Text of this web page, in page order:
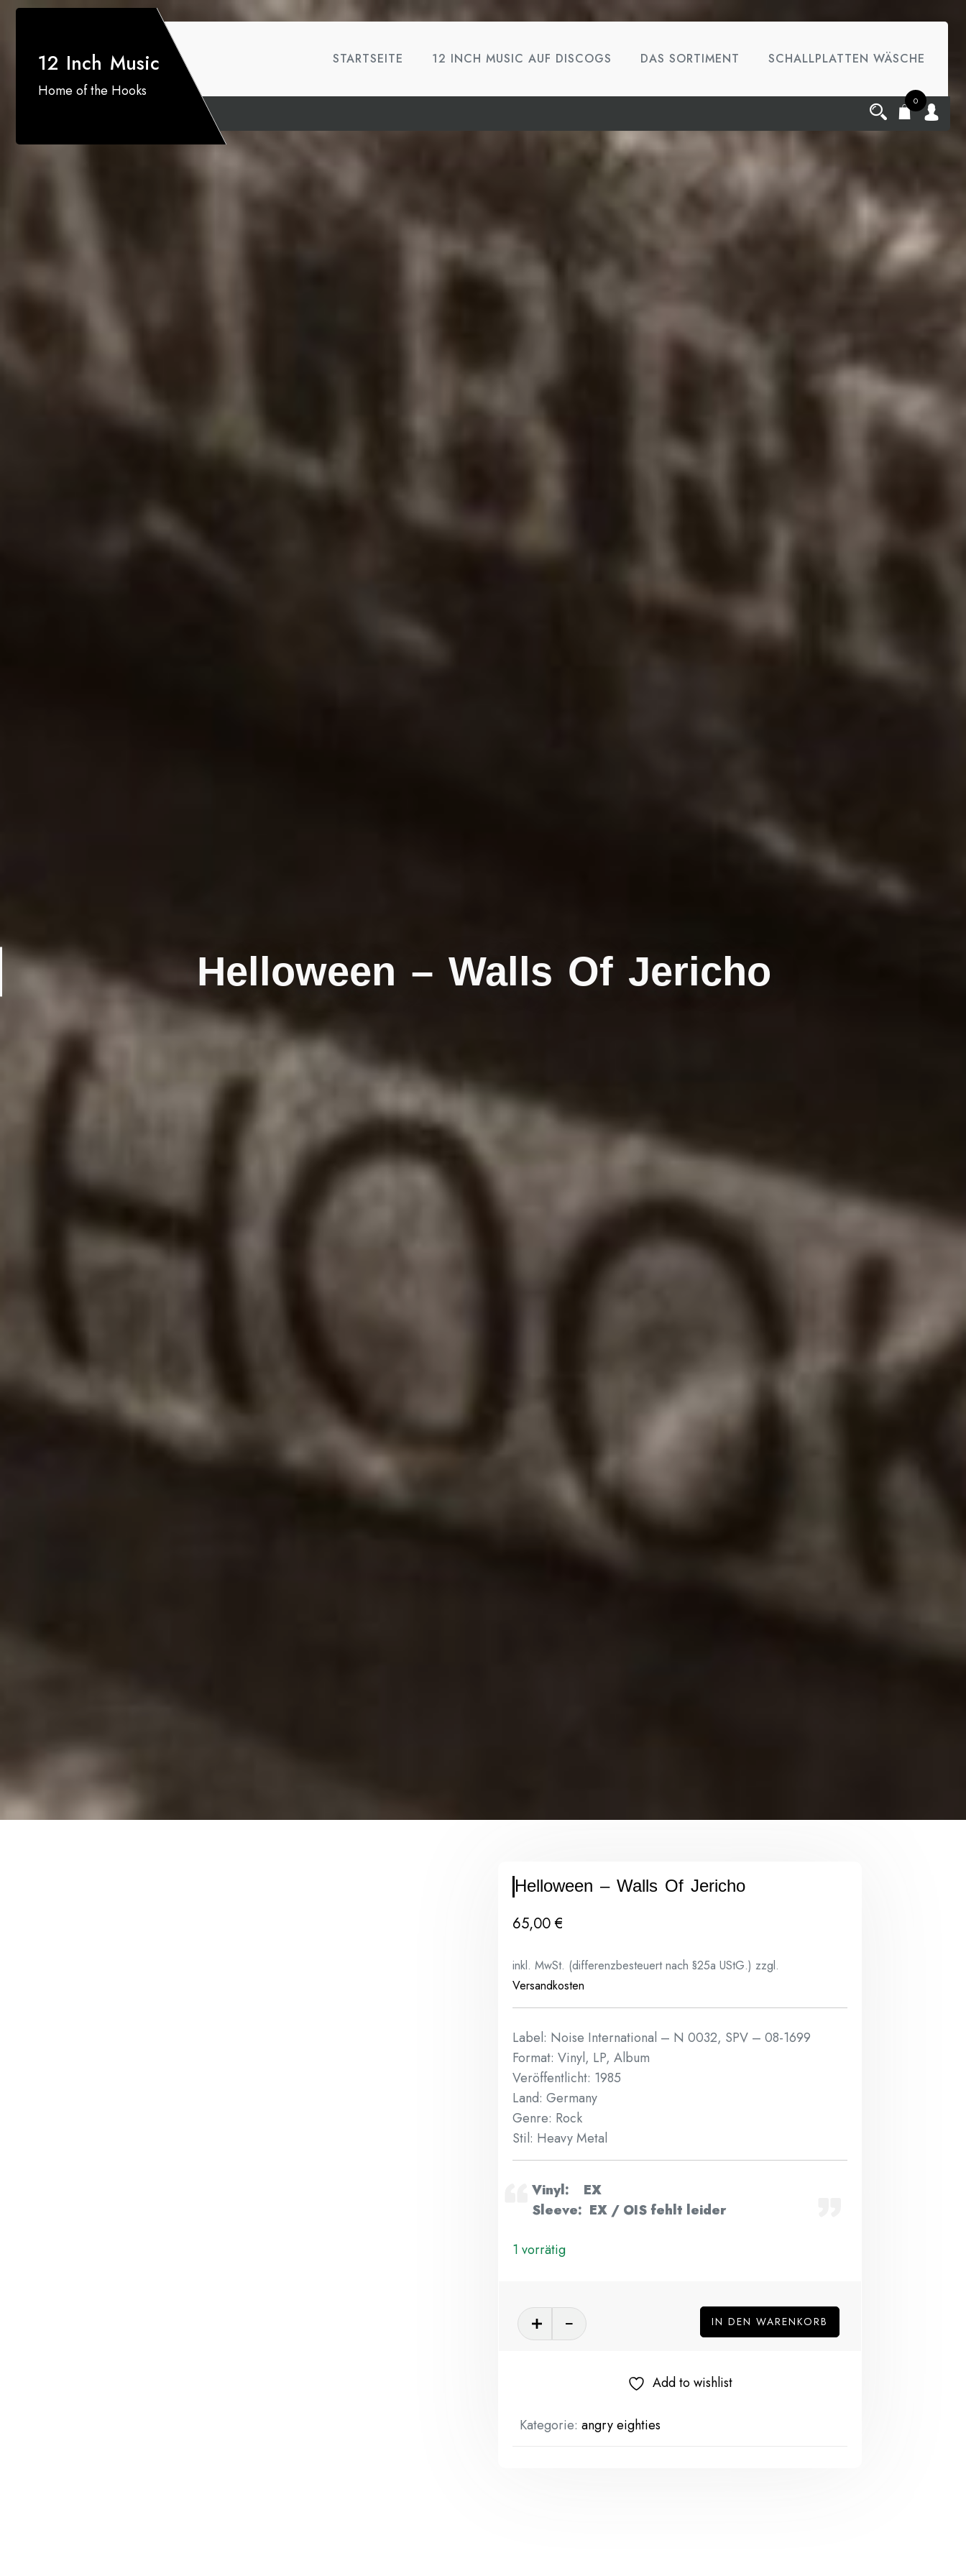
12 Inch Music
Home of the Hooks
STARTSEITE 12 INCH MUSIC AUF DISCOGS DAS SORTIMENT SCHALLPLATTEN WÄSCHE
0
Helloween – Walls Of Jericho
Helloween – Walls Of Jericho
65,00€
inkl. MwSt. (differenzbesteuert nach §25a UStG.) zzgl.
Versandkosten
Label: Noise International ‎– N 0032, SPV ‎– 08-1699
Format: Vinyl, LP, Album
Veröffentlicht: 1985
Land: Germany
Genre: Rock
Stil: Heavy Metal
Vinyl: EX
Sleeve: EX / OIS fehlt leider
1 vorrätig
IN DEN WARENKORB
Add to wishlist
Kategorie:angry eighties